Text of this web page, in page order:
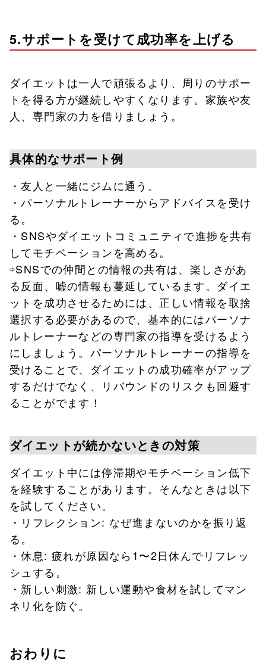
5.サポートを受けて成功率を上げる
ダイエットは一人で頑張るより、周りのサポー
トを得る方が継続しやすくなります。家族や友
人、専門家の力を借りましょう。
具体的なサポート例
・友人と一緒にジムに通う。
・パーソナルトレーナーからアドバイスを受け
る。
・SNSやダイエットコミュニティで進捗を共有
してモチベーションを高める。
⇨SNSでの仲間との情報の共有は、楽しさがあ
る反面、嘘の情報も蔓延しているます。ダイエ
ットを成功させるためには、正しい情報を取捨
選択する必要があるので、基本的にはパーソナ
ルトレーナーなどの専門家の指導を受けるよう
にしましょう。パーソナルトレーナーの指導を
受けることで、ダイエットの成功確率がアップ
するだけでなく、リバウンドのリスクも回避す
ることがでます！
ダイエットが続かないときの対策
ダイエット中には停滞期やモチベーション低下
を経験することがあります。そんなときは以下
を試してください。
・リフレクション: なぜ進まないのかを振り返
る。
・休息: 疲れが原因なら1〜2日休んでリフレッ
シュする。
・新しい刺激: 新しい運動や食材を試してマン
ネリ化を防ぐ。
おわりに